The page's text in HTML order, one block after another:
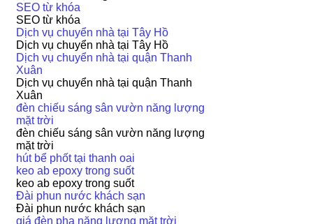
SEO từ khóa
SEO từ khóa
Dịch vụ chuyển nhà tại Tây Hồ
Dịch vụ chuyển nhà tại Tây Hồ
Dịch vụ chuyển nhà tại quận Thanh
Xuân
Dịch vụ chuyển nhà tại quận Thanh
Xuân
đèn chiếu sáng sân vườn năng lượng
mặt trời
đèn chiếu sáng sân vườn năng lượng
mặt trời
hút bể phốt tại thanh oai
keo ab epoxy trong suốt
keo ab epoxy trong suốt
Đài phun nước khách sạn
Đài phun nước khách sạn
giá đèn pha năng lượng mặt trời